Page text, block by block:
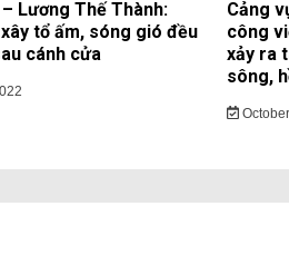
Lương Thế Thành:
tổ ấm, sóng gió đều
cánh cửa
Cảng
công
xảy ra
sông,